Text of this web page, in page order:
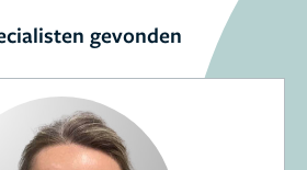
gevonden